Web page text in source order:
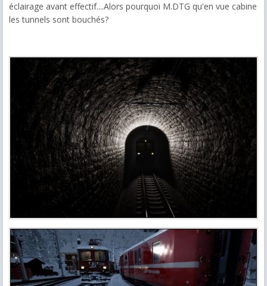
éclairage avant effectif....Alors pourquoi M.DTG qu'en vue cabine
les tunnels sont bouchés?